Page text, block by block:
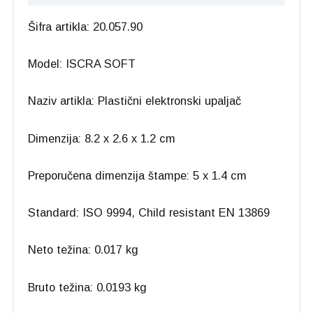
Šifra artikla: 20.057.90
Model: ISCRA SOFT
Naziv artikla: Plastični elektronski upaljač
Dimenzija: 8.2 x 2.6 x 1.2 cm
Preporučena dimenzija štampe: 5 x 1.4 cm
Standard: ISO 9994, Child resistant EN 13869
Neto težina: 0.017 kg
Bruto težina: 0.0193 kg